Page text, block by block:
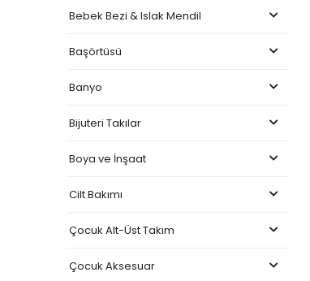
Bebek Bezi & Islak Mendil
Başörtüsü
Banyo
Bijuteri Takılar
Boya ve İnşaat
Cilt Bakımı
Çocuk Alt-Üst Takım
Çocuk Aksesuar